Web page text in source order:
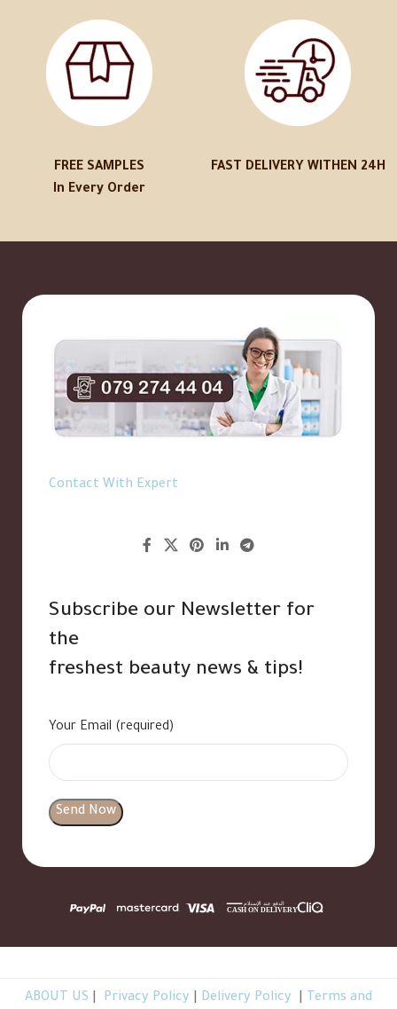
FREE SAMPLES
In Every Order
FAST DELIVERY WITHEN 24H
Contact With Expert
Subscribe our Newsletter for
the
freshest beauty news & tips!
Your Email (required)
ABOUT US Privacy Policy Delivery Policy Terms and